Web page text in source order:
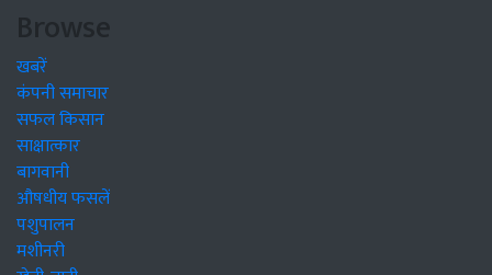
Browse
खबरें
कंपनी समाचार
सफल किसान
साक्षात्कार
बागवानी
औषधीय फसलें
पशुपालन
मशीनरी